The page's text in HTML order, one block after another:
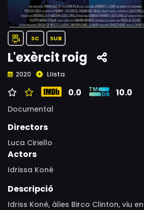
SC SUB
L'exèrcit roig
2020 Llista
0.0 10.0
Documental
Directors
Luca Ciriello
Actors
Idrissa Koné
Descripció
Idriss Koné, àlies Birco Clinton, viu